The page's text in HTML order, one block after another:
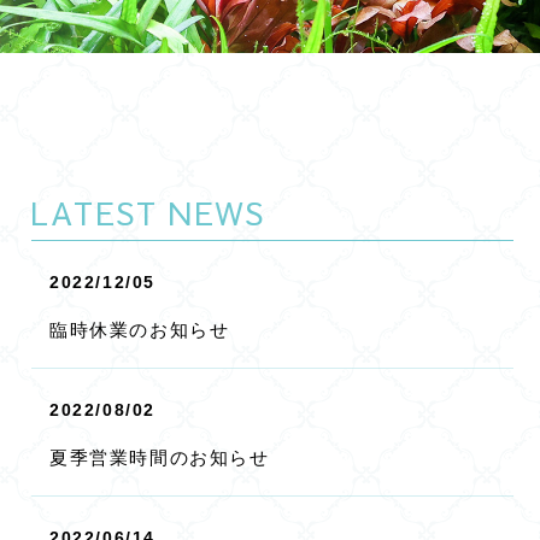
LATEST NEWS
2022/12/05
臨時休業のお知らせ
2022/08/02
夏季営業時間のお知らせ